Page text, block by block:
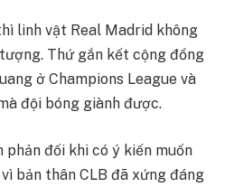
linh vật Real Madrid không
Thứ gắn kết cộng đồng
ở Champions League và
đội bóng giành được.
đối khi có ý kiến muốn
bản thân CLB đã xứng đáng